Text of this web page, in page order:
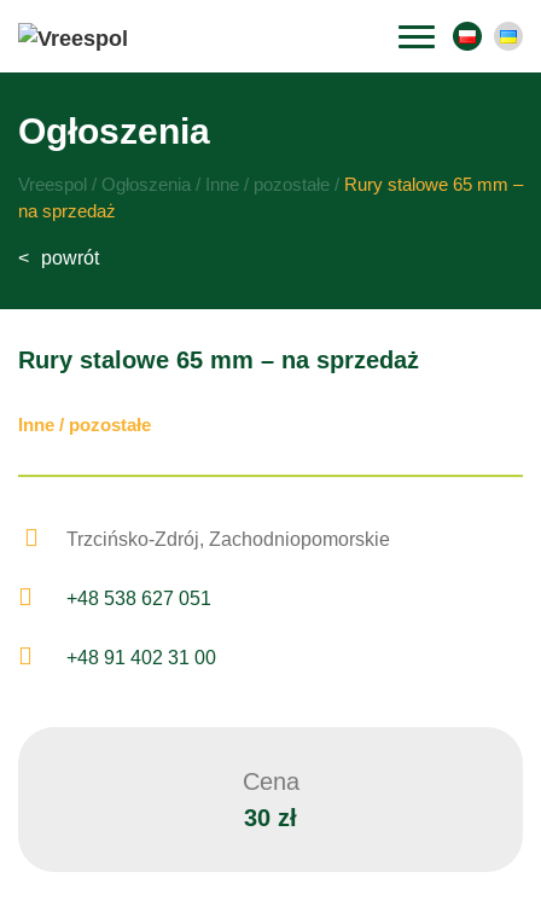
treściOgłoszenia
Vreespol / Ogłoszenia / Inne / pozostałe / Rury stalowe 65 mm –
na sprzedaż
powrót
Rury stalowe 65 mm – na sprzedaż
Inne / pozostałe
Trzcińsko-Zdrój, Zachodniopomorskie
+48 538 627 051
+48 91 402 31 00
Cena
30 zł